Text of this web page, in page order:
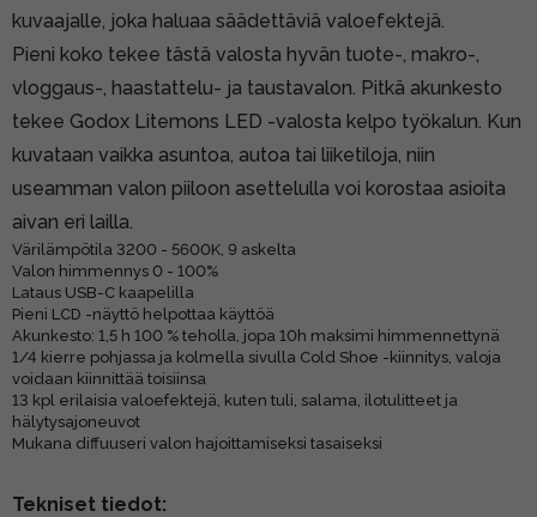
kuvaajalle, joka haluaa säädettäviä valoefektejä.
Pieni koko tekee tästä valosta hyvän tuote-, makro-,
vloggaus-, haastattelu- ja taustavalon. Pitkä akunkesto
tekee Godox Litemons LED -valosta kelpo työkalun. Kun
kuvataan vaikka asuntoa, autoa tai liiketiloja, niin
useamman valon piiloon asettelulla voi korostaa asioita
aivan eri lailla.
Värilämpötila 3200 - 5600K, 9 askelta
Valon himmennys 0 - 100%
Lataus USB-C kaapelilla
Pieni LCD -näyttö helpottaa käyttöä
Akunkesto: 1,5 h 100 % teholla, jopa 10h maksimi himmennettynä
1/4 kierre pohjassa ja kolmella sivulla Cold Shoe -kiinnitys, valoja
voidaan kiinnittää toisiinsa
13 kpl erilaisia valoefektejä, kuten tuli, salama, ilotulitteet ja
hälytysajoneuvot
Mukana diffuuseri valon hajoittamiseksi tasaiseksi
Tekniset tiedot: